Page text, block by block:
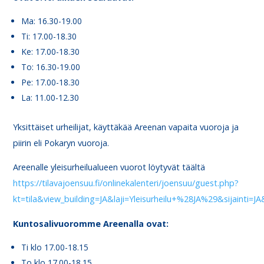
Ma: 16.30-19.00
Ti: 17.00-18.30
Ke: 17.00-18.30
To: 16.30-19.00
Pe: 17.00-18.30
La: 11.00-12.30
Yksittäiset urheilijat, käyttäkää Areenan vapaita vuoroja ja
piirin eli Pokaryn vuoroja.
Areenalle yleisurheilualueen vuorot löytyvät täältä
https://tilavajoensuu.fi/onlinekalenteri/joensuu/guest.php?
Kuntosalivuoromme Areenalla ovat:
Ti klo 17.00-18.15